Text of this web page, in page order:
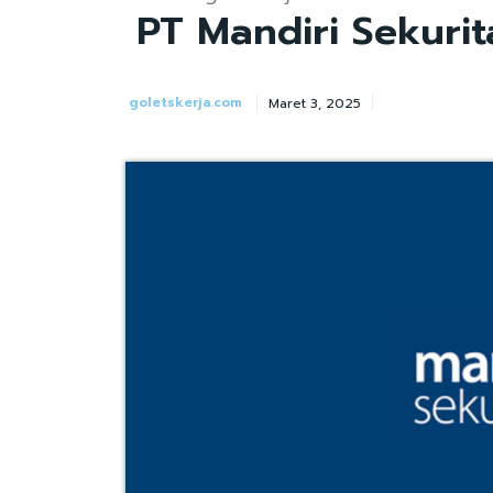
PT Mandiri
goletskerja.com Maret 3, 2025